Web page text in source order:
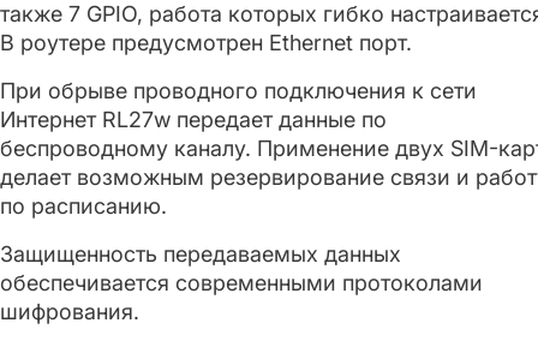
также 7 GPIO, работа которых гибко
В роутере предусмотрен Ethernet порт.
При обрыве проводного подключения к сети
Интернет RL27w передает данные по
беспроводному каналу. Применение двух SIM-
делает возможным резервирование связи и
по расписанию.
Защищенность передаваемых данных
обеспечивается современными протоколами
шифрования.